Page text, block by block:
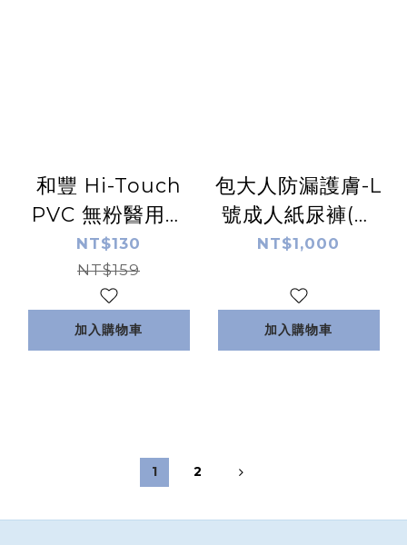
和豐 Hi-Touch
PVC 無粉醫用檢
診手套100入/盒
NT$130
NT$159
加入購物車
包大人防漏護膚-L
號成人紙尿褲(會
員獨享$870)
NT$1,000
加入購物車
1 2